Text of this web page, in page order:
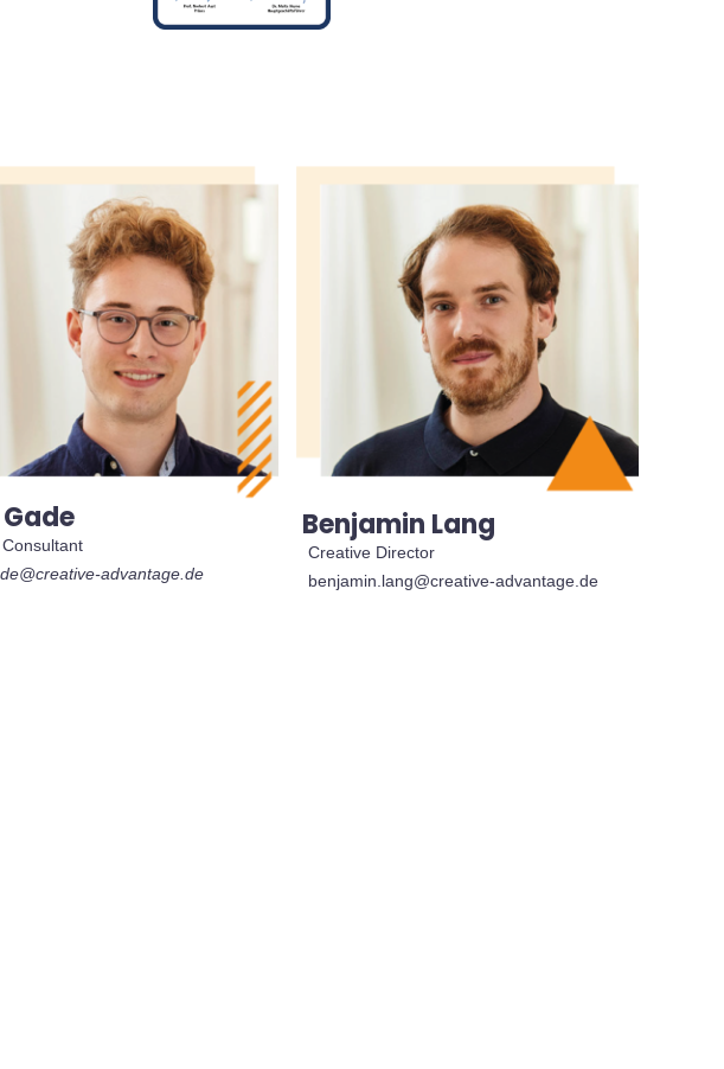
advantage.de
Benjamin Lang
Creative Director
benjamin.lang@creative-advantage.de